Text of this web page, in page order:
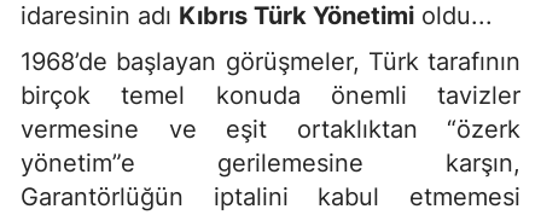
idaresinin adı Kıbrıs Türk Yönetimi oldu...
1968’de başlayan görüşmeler, Türk tarafının
birçok temel konuda önemli tavizler
vermesine ve eşit ortaklıktan “özerk
yönetim”e gerilemesine karşın,
Garantörlüğün iptalini kabul etmemesi